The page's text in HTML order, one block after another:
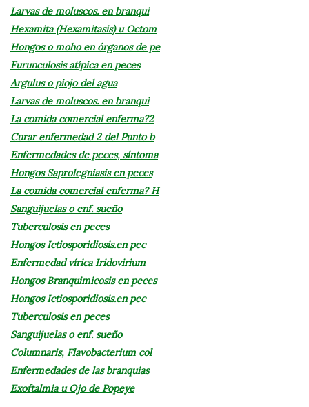
Larvas de moluscos. en branqui
Hexamita (Hexamitasis) u Octom
Hongos o moho en órganos de pe
Furunculosis atípica en peces
Argulus o piojo del agua
Larvas de moluscos. en branqui
La comida comercial enferma?2
Curar enfermedad 2 del Punto b
Enfermedades de peces, síntoma
Hongos Saprolegniasis en peces
La comida comercial enferma? H
Sanguijuelas o enf. sueño
Tuberculosis en peces
Hongos Ictiosporidiosis.en pec
Enfermedad vírica Iridovirium
Hongos Branquimicosis en peces
Hongos Ictiosporidiosis.en pec
Tuberculosis en peces
Sanguijuelas o enf. sueño
Columnaris, Flavobacterium col
Enfermedades de las branquias
Exoftalmia u Ojo de Popeye